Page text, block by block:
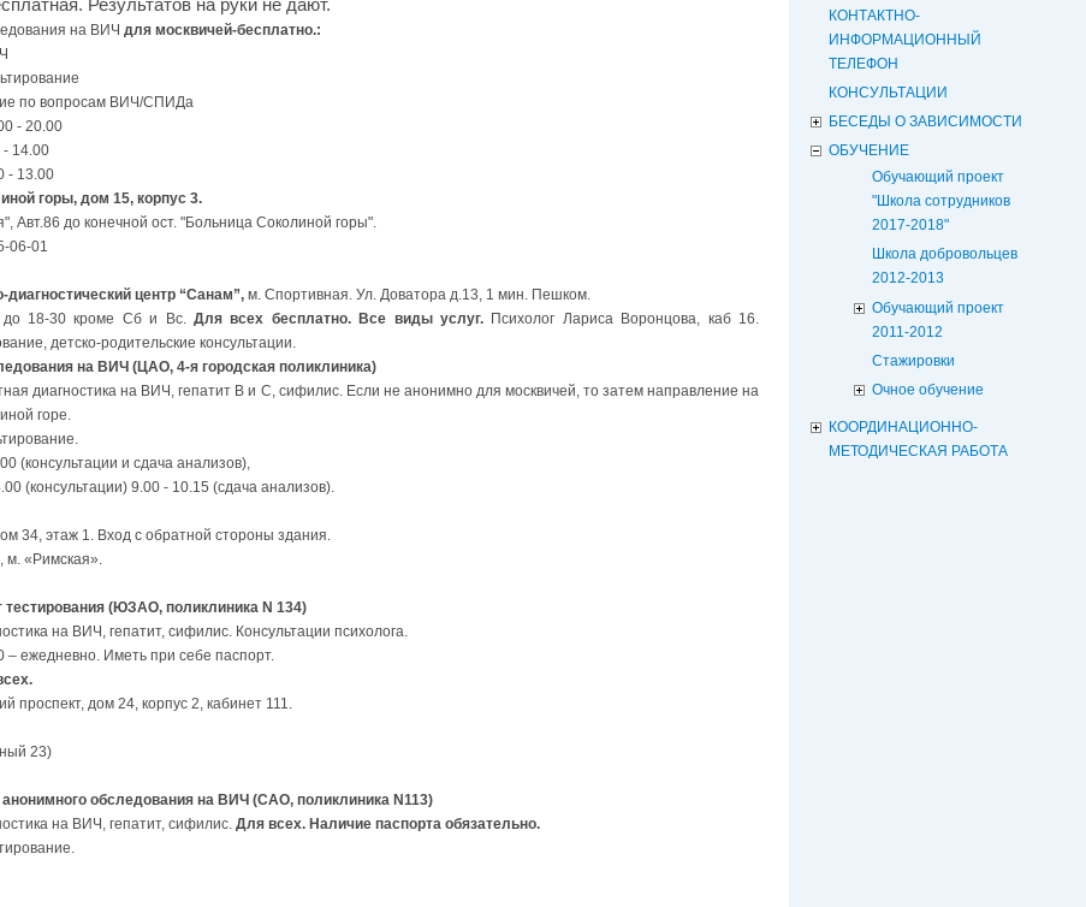
Результатов на руки не дают.
на ВИЧ для москвичей-бесплатно.:
по вопросам ВИЧ/СПИДа
- 20.00
горы, дом 15, корпус 3.
Авт.86 до конечной ост. "Больница Соколиной горы".
06-01
диагностический центр “Санам”, м. Спортивная. Ул. Доватора д.13, 1 мин. Пешком.
до 18-30 кроме Сб и Вс. Для всех бесплатно. Все виды услуг. Психолог Лариса Воронцова, каб 16.
детско-родительские консультации.
на ВИЧ (ЦАО, 4-я городская поликлиника)
диагностика на ВИЧ, гепатит В и С, сифилис. Если не анонимно для москвичей, то затем направление на
горе.
(консультации и сдача анализов),
9.00 - 10.15 (сдача анализов).
34, этаж 1. Вход с обратной стороны здания.
м. «Римская».
тестирования (ЮЗАО, поликлиника N 134)
на ВИЧ, гепатит, сифилис. Консультации психолога.
– ежедневно. Иметь при себе паспорт.
проспект, дом 24, корпус 2, кабинет 111.
23)
анонимного обследования на ВИЧ (САО, поликлиника N113)
на ВИЧ, гепатит, сифилис. Для всех. Наличие паспорта обязательно.
КОНТАКТНО-
ИНФОРМАЦИОННЫЙ
ТЕЛЕФОН
КОНСУЛЬТАЦИИ
БЕСЕДЫ О ЗАВИСИМОСТИ
ОБУЧЕНИЕ
Обучающий проект
"Школа сотрудников
2017-2018"
Школа добровольцев
2012-2013
Обучающий проект
2011-2012
Стажировки
Очное обучение
КООРДИНАЦИОННО-
МЕТОДИЧЕСКАЯ РАБОТА